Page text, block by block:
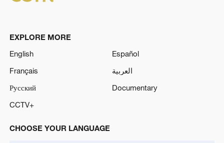
EXPLORE MORE
English
Español
Français
العربية
Русский
Documentary
CCTV+
CHOOSE YOUR LANGUAGE